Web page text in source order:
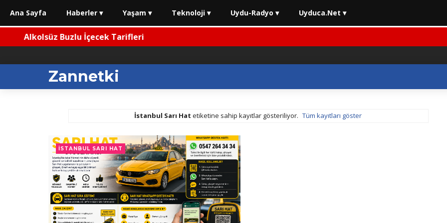
Buzlu İçecek Tarifleri
Zannetki
İstanbul Sarı Hat etiketine sahip kayıtlar gösteriliyor. Tüm kayıtları göster
İSTANBUL SARI HAT
Emeklilikte Son Durum (Haziran 2026) ⚡ 2026 Araç Muayenelerinde Son Durum
Ana Sayfa Haberler ▾ Yaşam ▾ Teknoloji ▾ Uydu-Radyo ▾ Uyduca.Net ▾